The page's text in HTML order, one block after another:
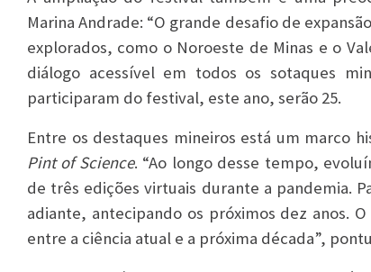
Marina Andrade: “O grande desafio de
explorados, como o Noroeste de Minas e o
diálogo acessível em todos os sotaques
participaram do festival, este ano, serão 25.
Entre os destaques mineiros está um marco
Pint of Science. “Ao longo desse tempo,
de três edições virtuais durante a pandemia.
adiante, antecipando os próximos dez anos.
entre a ciência atual e a próxima década”,